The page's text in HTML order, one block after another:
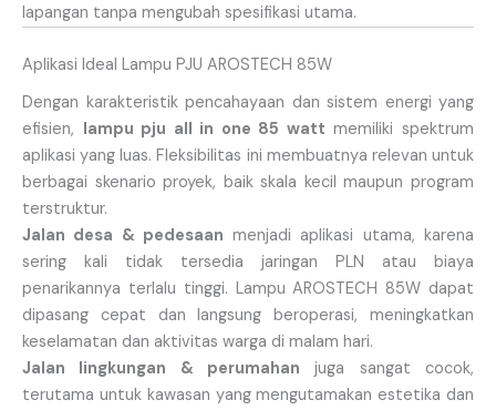
lapangan tanpa mengubah spesifikasi utama.
Aplikasi Ideal Lampu PJU AROSTECH 85W
Dengan karakteristik pencahayaan dan sistem energi yang
efisien, lampu pju all in one 85 watt memiliki spektrum
aplikasi yang luas. Fleksibilitas ini membuatnya relevan untuk
berbagai skenario proyek, baik skala kecil maupun program
terstruktur.
Jalan desa & pedesaan menjadi aplikasi utama, karena
sering kali tidak tersedia jaringan PLN atau biaya
penarikannya terlalu tinggi. Lampu AROSTECH 85W dapat
dipasang cepat dan langsung beroperasi, meningkatkan
keselamatan dan aktivitas warga di malam hari.
Jalan lingkungan & perumahan juga sangat cocok,
terutama untuk kawasan yang mengutamakan estetika dan